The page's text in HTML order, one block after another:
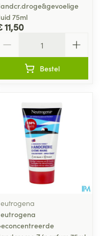
75ml
11,50
Bestel